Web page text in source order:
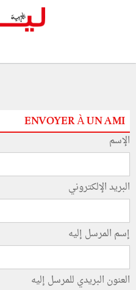
ENVOYER À UN AMI
الإسم
البريد الإلكتروني
إسم المرسل إليه
العنون البريدي للمرسل إليه